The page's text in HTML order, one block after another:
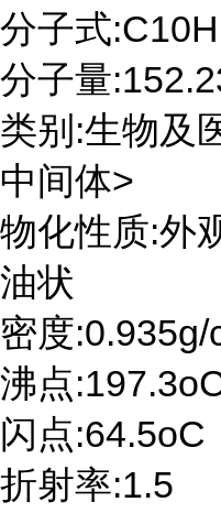
分子式
分子量
类别:生物及
中间体>
物化性质:外
油状
密度:0.935g/
沸点
闪点:64.5oC
折射率:1.5